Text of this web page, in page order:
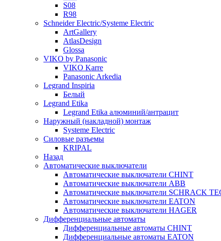
S08
R98
Schneider Electric/Systeme Electric
ArtGallery
AtlasDesign
Glossa
VIKO by Panasonic
VIKO Karre
Panasonic Arkedia
Legrand Inspiria
Белый
Legrand Etika
Legrand Etika алюминий/антрацит
Наружный (накладной) монтаж
Systeme Electric
Силовые разъемы
KRIPAL
Назад
Автоматические выключатели
Автоматические выключатели CHINT
Автоматические выключатели ABB
Автоматические выключатели SCHRACK
Автоматические выключатели EATON
Автоматические выключатели HAGER
Дифференциальные автоматы
Дифференциальные автоматы CHINT
Дифференциальные автоматы EATON